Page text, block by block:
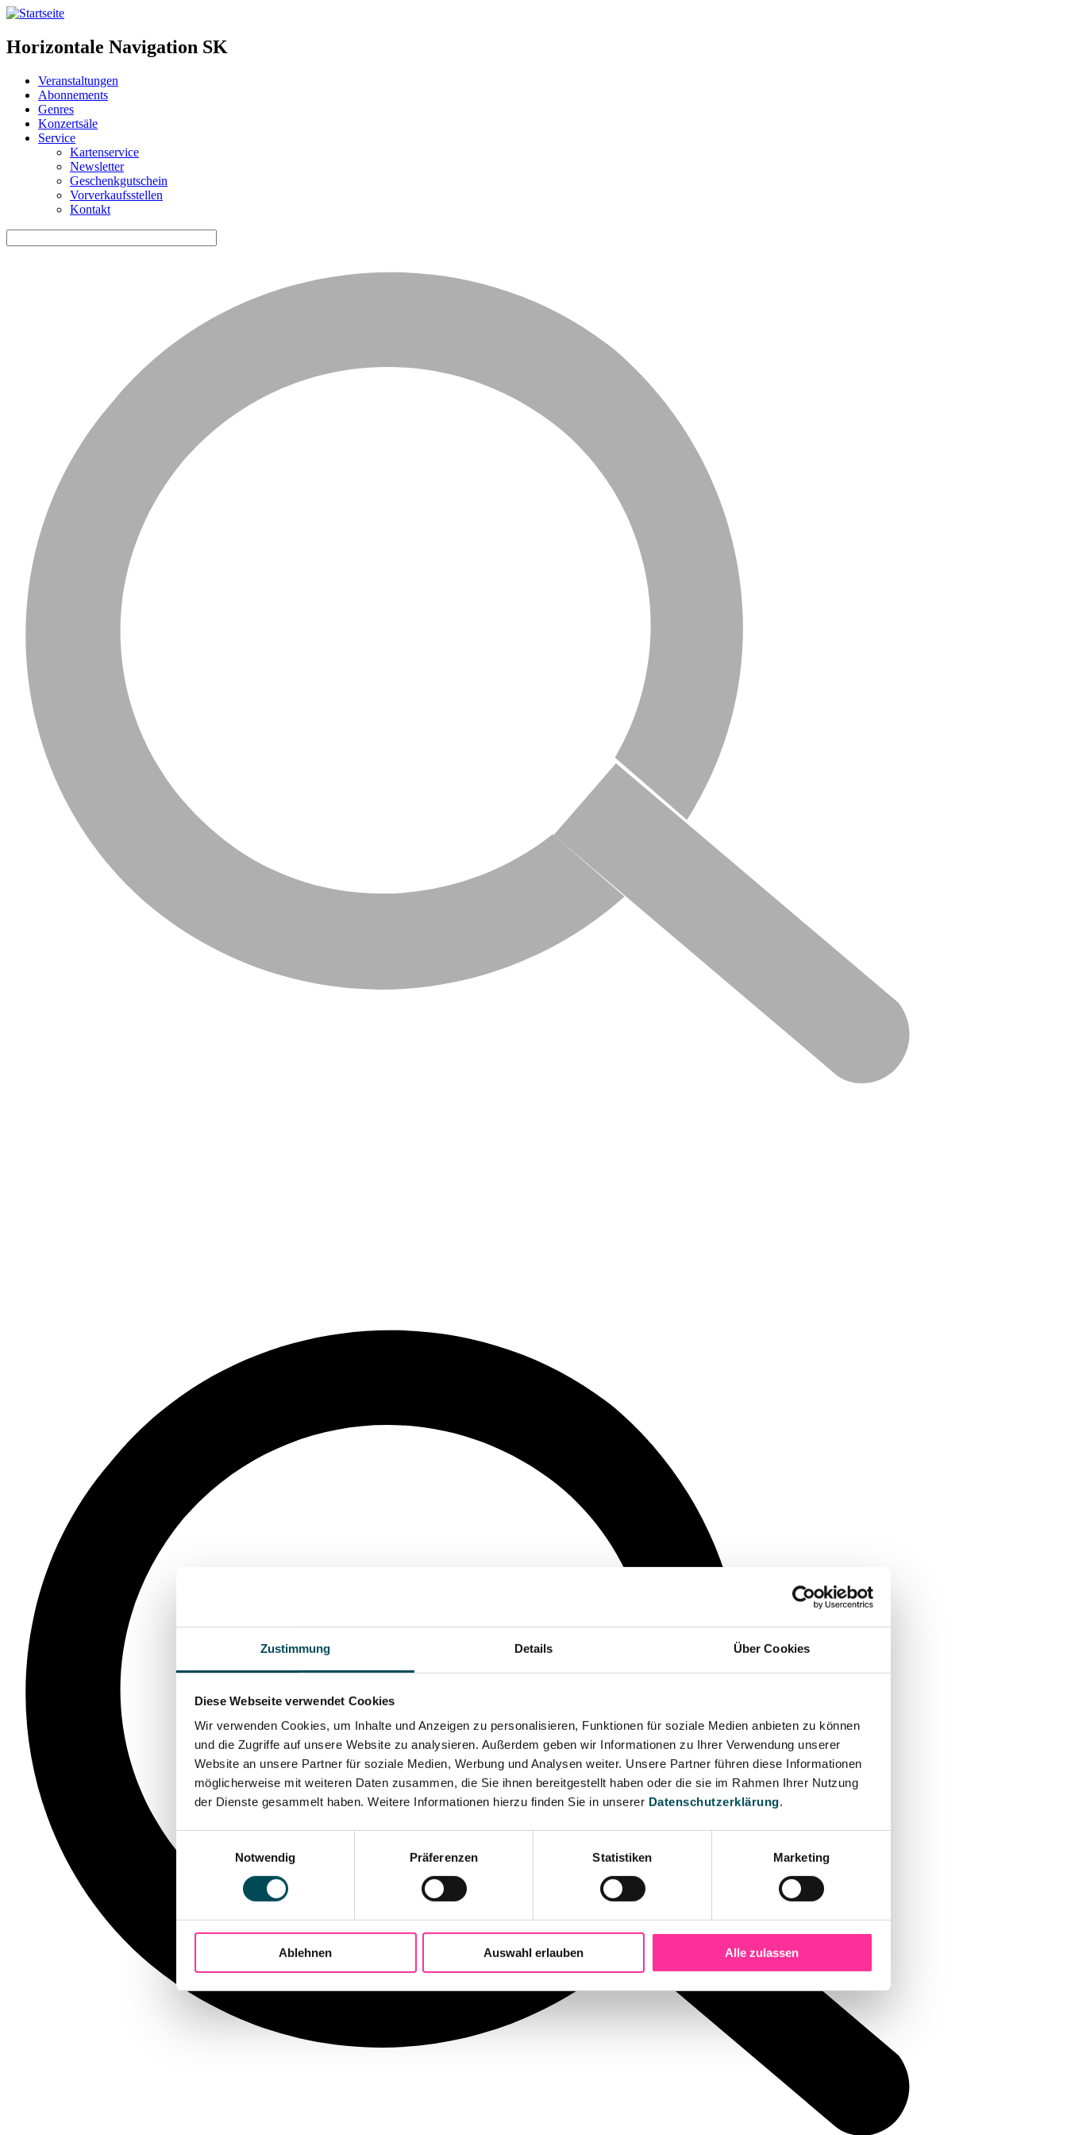
Zustimmung Details Über Cookies
Diese Webseite verwendet Cookies
Wir verwenden Cookies, um Inhalte und Anzeigen zu personalisieren, Funktionen für soziale Medien anbieten zu können
und die Zugriffe auf unsere Website zu analysieren. Außerdem geben wir Informationen zu Ihrer Verwendung unserer
Website an unsere Partner für soziale Medien, Werbung und Analysen weiter. Unsere Partner führen diese Informationen
möglicherweise mit weiteren Daten zusammen, die Sie ihnen bereitgestellt haben oder die sie im Rahmen Ihrer Nutzung
der Dienste gesammelt haben. Weitere Informationen hierzu finden Sie in unserer Datenschutzerklärung.
Notwendig
Präferenzen Statistiken Marketing
Ablehnen Auswahl erlauben Alle zulassen
Horizontale Navigation SK
Veranstaltungen
Abonnements
Genres
Konzertsäle
Service
Kartenservice
Newsletter
Geschenkgutschein
Vorverkaufsstellen
Kontakt